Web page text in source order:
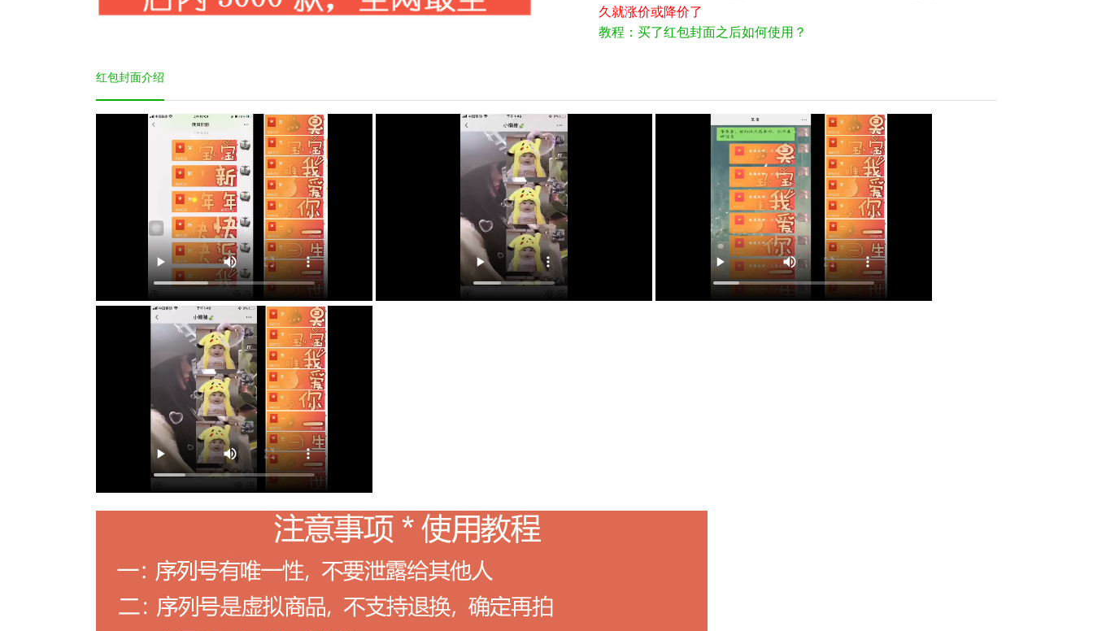
久就涨价或降价了
教程：买了红包封面之后如何使用？
红包封面介绍